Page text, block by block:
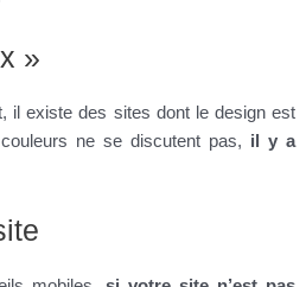
»
il existe des sites dont le design est
ne se discutent pas, il y a